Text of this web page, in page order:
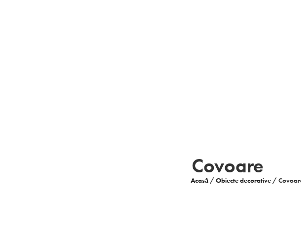
Covoare
Acasă / Obiecte decorative /